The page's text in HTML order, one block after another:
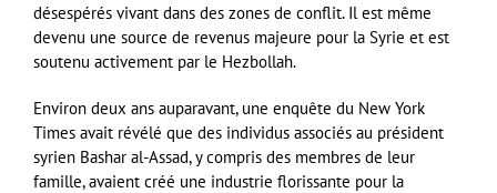
désespérés vivant dans des zones de conflit. Il est même
devenu une source de revenus majeure pour la Syrie et est
soutenu activement par le Hezbollah.
Environ deux ans auparavant, une enquête du New York
Times avait révélé que des individus associés au président
syrien Bashar al-Assad, y compris des membres de leur
famille, avaient créé une industrie florissante pour la